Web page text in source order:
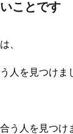
ことです
、
人を見つけま
う人を見つけ